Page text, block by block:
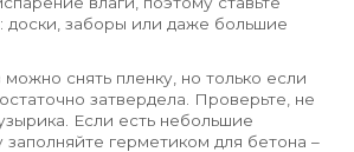
доски, заборы или даже большие
снять пленку, но только если
затвердела. Проверьте, не
Если есть небольшие
заполняйте герметиком для бетона –